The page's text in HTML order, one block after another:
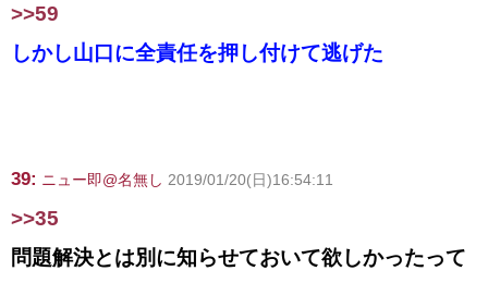
>>59
しかし山口に全責任を押し付けて逃げた
39: ニュー即@名無し 2019/01/20(日)16:54:11
>>35
問題解決とは別に知らせておいて欲しかったって